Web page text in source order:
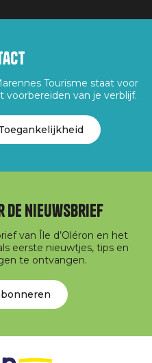
Tourisme staat voor
voorbereiden van je verblijf.
nieuwsbrief
van Île d’Oléron en het
eerste nieuwtjes, tips en
te ontvangen.